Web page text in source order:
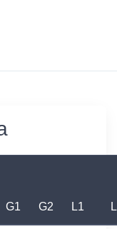
G1 G2 L1